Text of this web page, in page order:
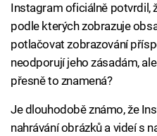
Instagram oficiálně potvrdil,
podle kterých zobrazuje
potlačovat zobrazování
neodporují jeho zásadám,
přesně to znamená?
Je dlouhodobě známo, že
nahrávání obrázků a videí s